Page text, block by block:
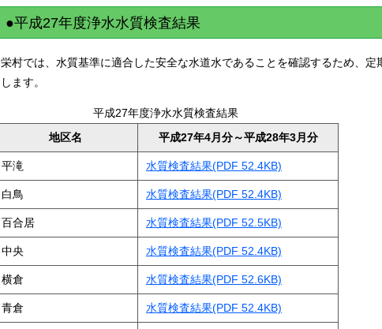
●平成27年度浄水水質検査結果
栄村では、水質基準に適合した安全な水道水であることを確認するため、
します。
平成27年度浄水水質検査結果
地区名
平成27年4月分～平成28年3月分
平滝 水質検査結果(PDF 52.4KB)
白鳥 水質検査結果(PDF 52.4KB)
百合居 水質検査結果(PDF 52.5KB)
中央 水質検査結果(PDF 52.4KB)
横倉 水質検査結果(PDF 52.6KB)
青倉 水質検査結果(PDF 52.4KB)